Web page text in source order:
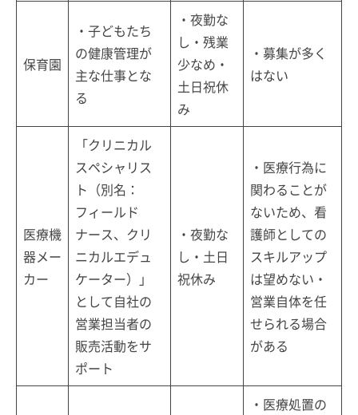
保育園
・子どもたち
の健康管理が
主な仕事とな
る
・夜勤な
し・残業
少なめ・
土日祝休
み
・募集が多く
はない
医療機
器メー
カー
「クリニカル
スペシャリス
ト（別名：
フィールド
ナース、クリ
ニカルエデュ
ケーター）」
として自社の
営業担当者の
販売活動をサ
ポート
・夜勤な
し・土日
祝休み
・医療行為に
関わることが
ないため、看
護師としての
スキルアップ
は望めない・
営業自体を任
せられる場合
がある
・医療処置の